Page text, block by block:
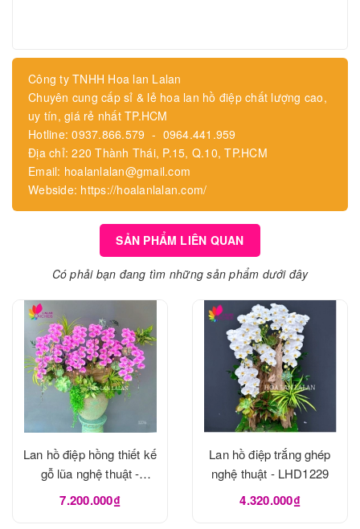
Công ty TNHH Hoa lan Lalan
Chuyên cung cấp sỉ & lẻ hoa lan hồ điệp chất lượng cao,
uy tín, giá rẻ nhất TP.HCM
Hotline: 0937.866.579 - 0964.441.959
Địa chỉ: 220 Thành Thái, P.15, Q.10, TP.HCM
Email: hoalanlalan@gmail.com
Webside: https://hoalanlalan.com/
SẢN PHẨM LIÊN QUAN
Có phải bạn đang tìm những sản phẩm dưới đây
Lan hồ điệp hồng thiết kế
gỗ lũa nghệ thuật -
LHD1273
7.200.000₫
Lan hồ điệp trắng ghép
nghệ thuật - LHD1229
4.320.000₫